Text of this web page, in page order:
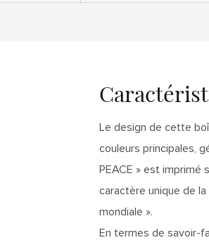
Le design de cette
couleurs principales,
PEACE » est
caractère unique de
mondiale ».
En termes de savoir-